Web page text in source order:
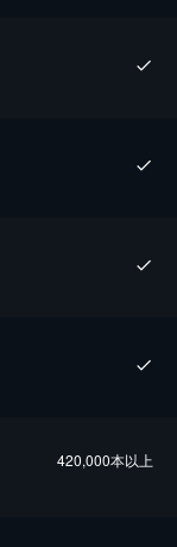
420,000本以上